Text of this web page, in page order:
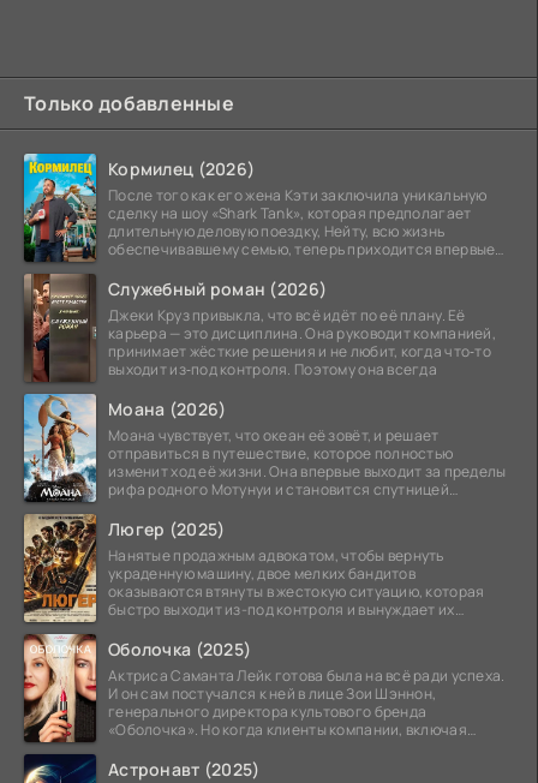
Только добавленные
Кормилец (2026)
После того как его жена Кэти заключила уникальную
сделку на шоу «Shark Tank», которая предполагает
длительную деловую поездку, Нейту, всю жизнь
обеспечивавшему семью, теперь приходится впервые
Служебный роман (2026)
Джеки Круз привыкла, что всё идёт по её плану. Её
карьера — это дисциплина. Она руководит компанией,
принимает жёсткие решения и не любит, когда что‑то
выходит из‑под контроля. Поэтому она всегда
Моана (2026)
Моана чувствует, что океан её зовёт, и решает
отправиться в путешествие, которое полностью
изменит ход её жизни. Она впервые выходит за пределы
рифа родного Мотунуи и становится спутницей
Люгер (2025)
Нанятые продажным адвокатом, чтобы вернуть
украденную машину, двое мелких бандитов
оказываются втянуты в жестокую ситуацию, которая
быстро выходит из-под контроля и вынуждает их
Оболочка (2025)
Актриса Саманта Лейк готова была на всё ради успеха.
И он сам постучался к ней в лице Зои Шэннон,
генерального директора культового бренда
«Оболочка». Но когда клиенты компании, включая
Астронавт (2025)